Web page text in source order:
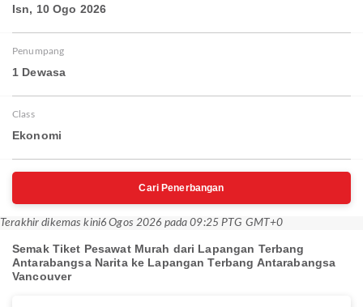
Isn, 10 Ogo 2026
Penumpang
1 Dewasa
Class
Ekonomi
Cari Penerbangan
Terakhir dikemas kini6 Ogos 2026 pada 09:25 PTG GMT+0
Semak Tiket Pesawat Murah dari Lapangan Terbang
Antarabangsa Narita ke Lapangan Terbang Antarabangsa
Vancouver